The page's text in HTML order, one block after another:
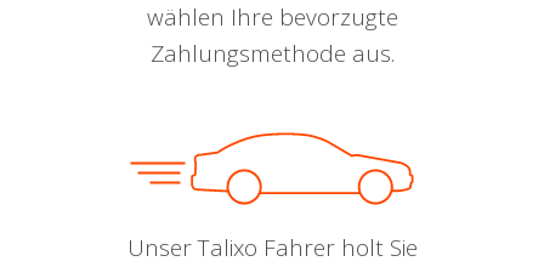
wählen Ihre bevorzugte
Zahlungsmethode aus.
Unser Talixo Fahrer holt Sie